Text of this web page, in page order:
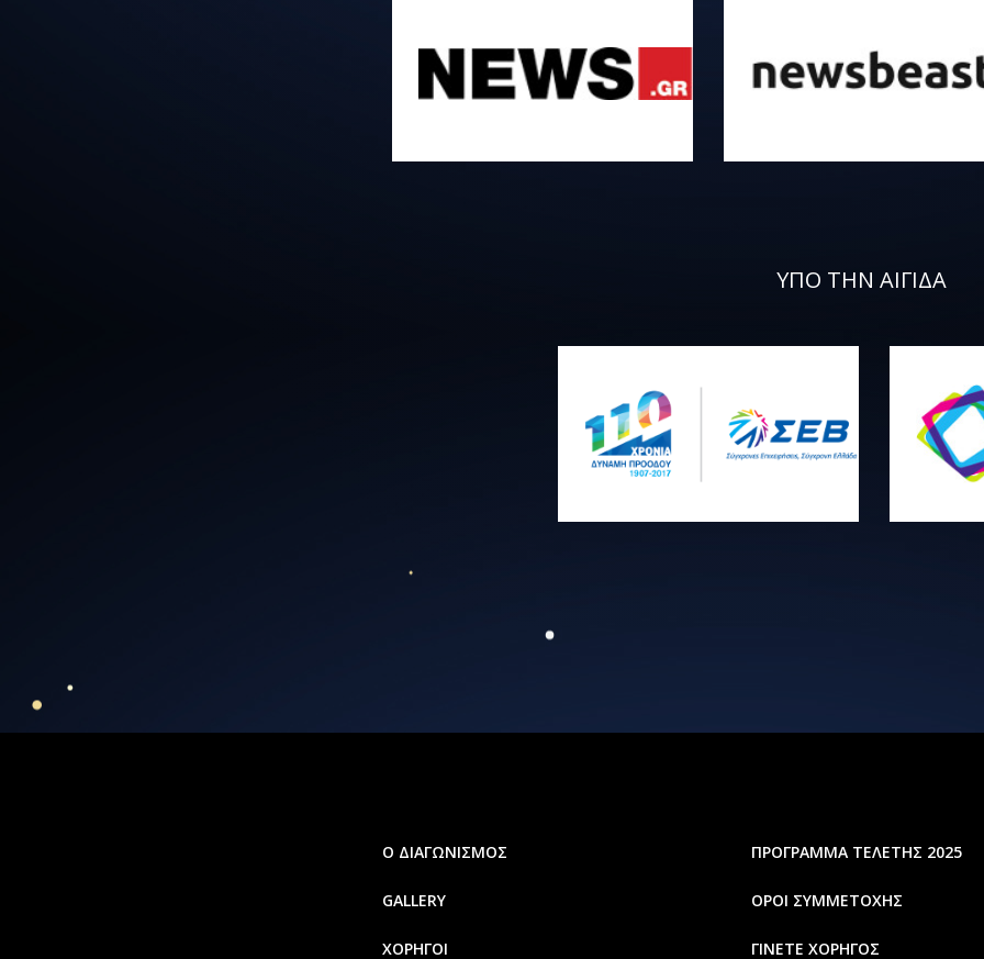
ΥΠΟ ΤΗΝ ΑΙΓΙΔΑ
Ο ΔΙΑΓΩΝΙΣΜΟΣ
GALLERY
ΧΟΡΗΓΟΙ
ΠΡΟΓΡΑΜΜΑ ΤΕΛΕΤΗΣ 2025
ΟΡΟΙ ΣΥΜΜΕΤΟΧΗΣ
ΓΙΝΕΤΕ ΧΟΡΗΓΟΣ